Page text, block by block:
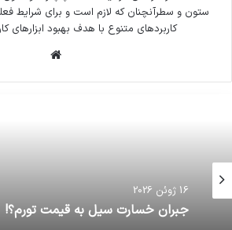
ستون و سطرآنچنان که لازم است و برای شرایط
کاربردهای متنوع با هدف بهبود ابزارهای
16 ژوئن 2026
جبران خسارت سیل به قیمت تورم؟!